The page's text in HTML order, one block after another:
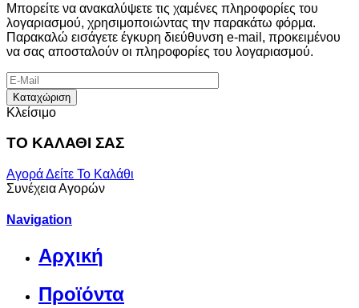
Μπορείτε να ανακαλύψετε τις χαμένες πληροφορίες του
λογαριασμού, χρησιμοποιώντας την παρακάτω φόρμα.
Παρακαλώ εισάγετε έγκυρη διεύθυνση e-mail, προκειμένου
να σας αποσταλούν οι πληροφορίες του λογαριασμού.
Καταχώριση
Κλείσιμο
ΤΟ ΚΑΛΑΘΙ ΣΑΣ
ΑγοράΔείτε Το Καλάθι
Συνέχεια Αγορών
Navigation
Αρχική
Προϊόντα